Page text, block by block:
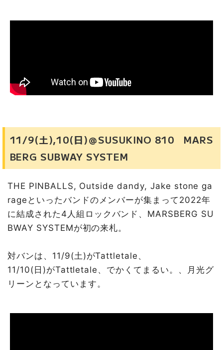
11/9(土),10(日)＠SUSUKINO 810 MARS
BERG SUBWAY SYSTEM
THE PINBALLS, Outside dandy, Jake stone ga
rageといったバンドのメンバーが集まって2022年
に結成された4人組ロックバンド、MARSBERG SU
BWAY SYSTEMが初の来札。
対バンは、11/9(土)がTattletale、
11/10(日)がTattletale、でかくてまるい。、月光グ
リーンとなっています。